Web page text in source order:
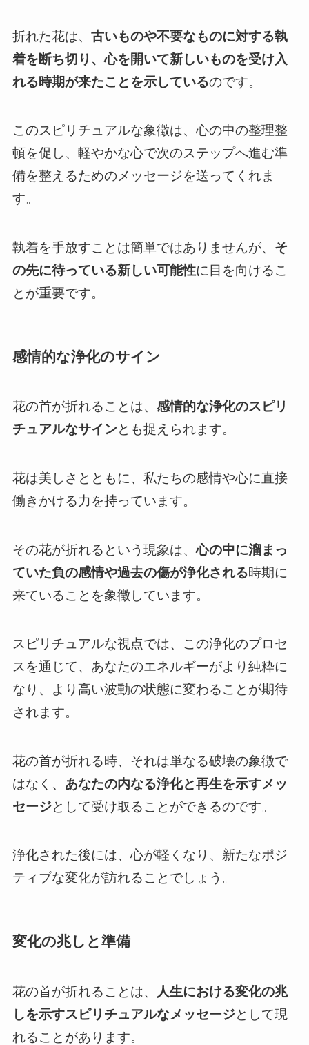
折れた花は、 古いものや不要なものに対する執
着を断ち切り、心を開いて新しいものを受け入
れる時期が来たことを示しているのです。
このスピリチュアルな象徴は、心の中の整理整
頓を促し、軽やかな心で次のステップへ進む準
備を整えるためのメッセージを送ってくれま
す。
執着を手放すことは簡単ではありませんが、 そ
の先に待っている新しい可能性に目を向けるこ
とが重要です。
感情的な浄化のサイン
花の首が折れることは、 感情的な浄化のスピリ
チュアルなサインとも捉えられます。
花は美しさとともに、私たちの感情や心に直接
働きかける力を持っています。
その花が折れるという現象は、心の中に溜まっ
ていた負の感情や過去の傷が浄化される時期に
来ていることを象徴しています。
スピリチュアルな視点では、この浄化のプロセ
スを通じて、あなたのエネルギーがより純粋に
なり、より高い波動の状態に変わることが期待
されます。
花の首が折れる時、それは単なる破壊の象徴で
はなく、 あなたの内なる浄化と再生を示すメッ
セージとして受け取ることができるのです。
浄化された後には、心が軽くなり、新たなポジ
ティブな変化が訪れることでしょう。
変化の兆しと準備
花の首が折れることは、
人生における変化の兆
しを示すスピリチュアルなメッセージとして現
れることがあります。